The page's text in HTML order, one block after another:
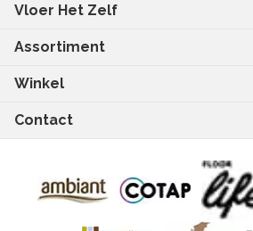
Vloer Het Zelf
Assortiment
Winkel
Contact